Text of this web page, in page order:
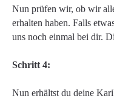
Nun prüfen wir, ob wir
erhalten haben. Falls
uns noch einmal bei dir.
Schritt 4:
Nun erhältst du deine